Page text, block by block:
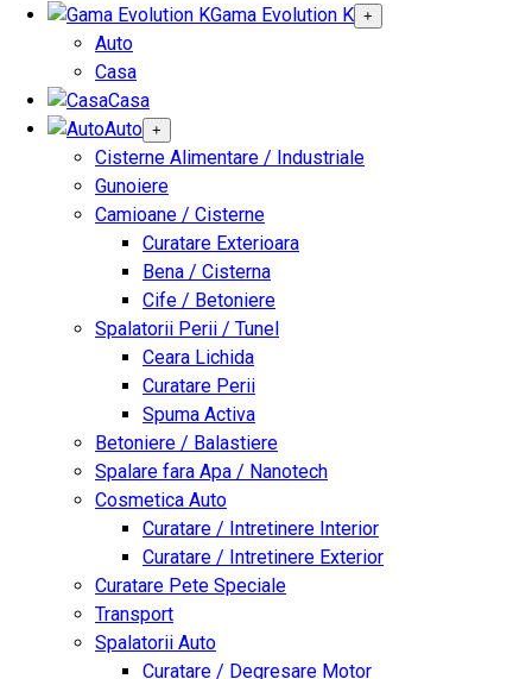
Gama Evolution K +
Auto
Casa
Casa
Auto +
Cisterne Alimentare / Industriale
Gunoiere
Camioane / Cisterne
Curatare Exterioara
Bena / Cisterna
Cife / Betoniere
Spalatorii Perii / Tunel
Ceara Lichida
Curatare Perii
Spuma Activa
Betoniere / Balastiere
Spalare fara Apa / Nanotech
Cosmetica Auto
Curatare / Intretinere Interior
Curatare / Intretinere Exterior
Curatare Pete Speciale
Transport
Spalatorii Auto
Curatare / Degresare Motor